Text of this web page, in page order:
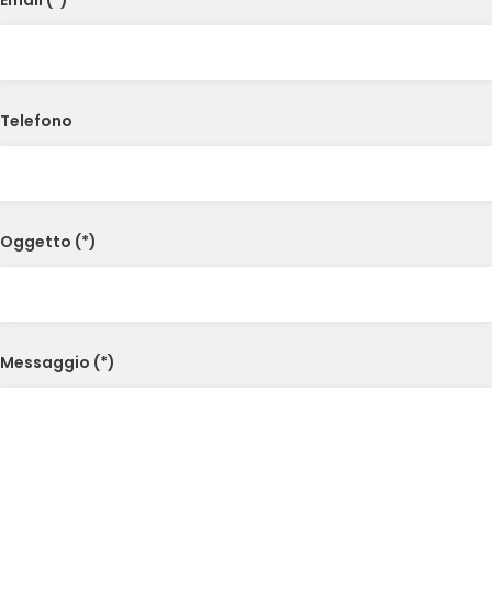
Telefono
Oggetto (*)
Messaggio (*)